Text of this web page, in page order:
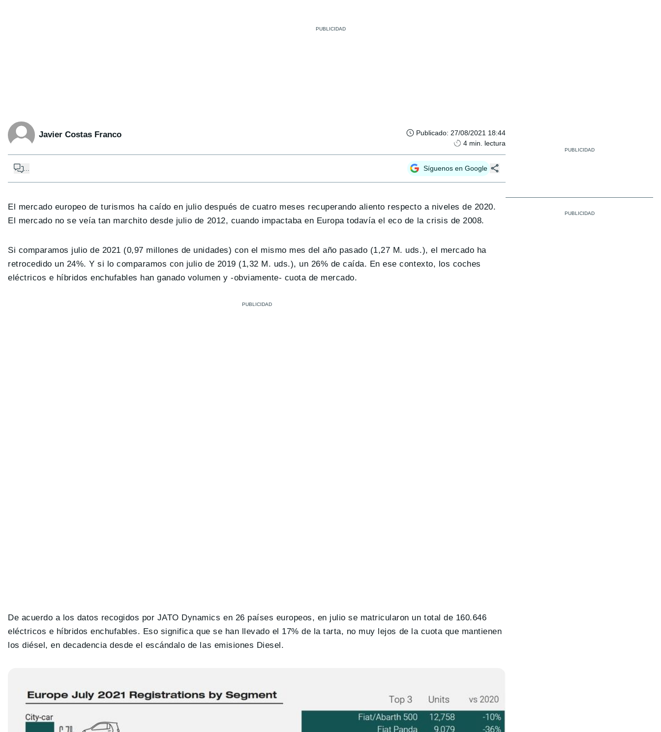
Javier Costas Franco Publicado: 27/08/2021 18:44
4 min. lectura
Síguenos en Google
El mercado europeo de turismos ha caído en julio después de cuatro meses recuperando aliento respecto a niveles de 2020.
El mercado no se veía tan marchito desde julio de 2012, cuando impactaba en Europa todavía el eco de la crisis de 2008.
Si comparamos julio de 2021 (0,97 millones de unidades) con el mismo mes del año pasado (1,27 M. uds.), el mercado ha
retrocedido un 24%. Y si lo comparamos con julio de 2019 (1,32 M. uds.), un 26% de caída. En ese contexto, los coches
eléctricos e híbridos enchufables han ganado volumen y -obviamente- cuota de mercado.
De acuerdo a los datos recogidos por JATO Dynamics en 26 países europeos, en julio se matricularon un total de 160.646
eléctricos e híbridos enchufables. Eso significa que se han llevado el 17% de la tarta, no muy lejos de la cuota que mantienen
los diésel, en decadencia desde el escándalo de las emisiones Diesel.